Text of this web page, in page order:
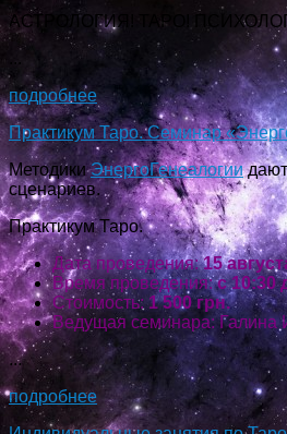
АСТРОЛОГИЯ! ТАРО!
...
подробнее
Практикум Таро. Семинар
МетодикиЭнергоГенеалогиидают
сценариев.
Практикум Таро.
Дата проведения:15
Время проведения:с 10:30
Стоимость:1 500 грн.
Ведущая семинара: Галина
...
подробнее